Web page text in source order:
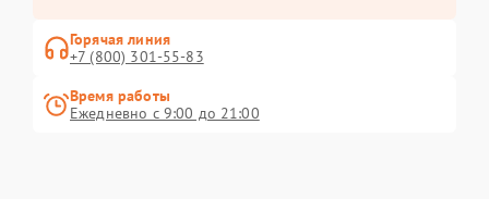
Горячая линия
+7 (800) 301-55-83
Время работы
Ежедневно с 9:00 до 21:00